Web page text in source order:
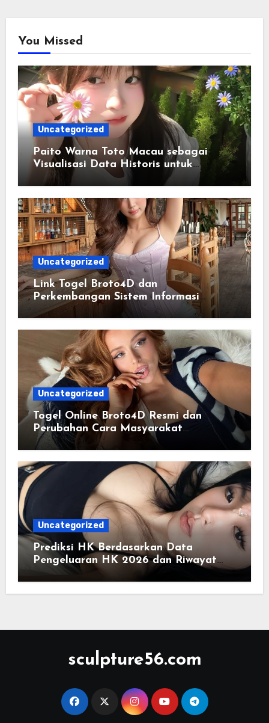
You Missed
Uncategorized
Paito Warna Toto Macau sebagai
Visualisasi Data Historis untuk
Memahami Informasi Secara Lebih
Uncategorized
Link Togel Broto4D dan
Perkembangan Sistem Informasi
Digital Masa Kini
Uncategorized
Togel Online Broto4D Resmi dan
Perubahan Cara Masyarakat
Mengakses Informasi Berbasis Data
Uncategorized
Prediksi HK Berdasarkan Data
Pengeluaran HK 2026 dan Riwayat
HK Pools
sculpture56.com